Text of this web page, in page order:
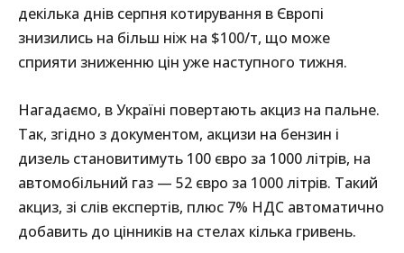
декілька днів серпня котирування в Європі
знизились на більш ніж на $100/т, що може
сприяти зниженню цін уже наступного тижня.
Нагадаємо, в Україні повертають акциз на пальне.
Так, згідно з документом, акцизи на бензин і
дизель становитимуть 100 євро за 1000 літрів, на
автомобільний газ — 52 євро за 1000 літрів. Такий
акциз, зі слів експертів, плюс 7% НДС автоматично
добавить до цінників на стелах кілька гривень.